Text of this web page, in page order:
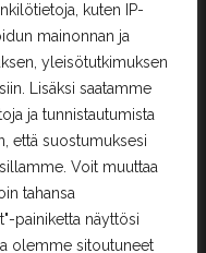
kuten IP-
mainonnan ja
yleisötutkimuksen
Lisäksi saatamme
ja tunnistautumista
että suostumuksesi
Voit muuttaa
tahansa
painiketta näyttösi
olemme sitoutuneet